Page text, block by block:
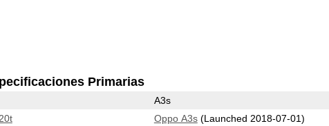
Primarias
A3s
Oppo A3s(Launched 2018-07-01)